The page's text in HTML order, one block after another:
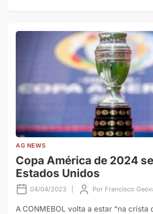
AG NEWS
Copa América de 2024
Estados Unidos
04/04/2023 Por Francisco
A CONMEBOL volta a estar “na crista